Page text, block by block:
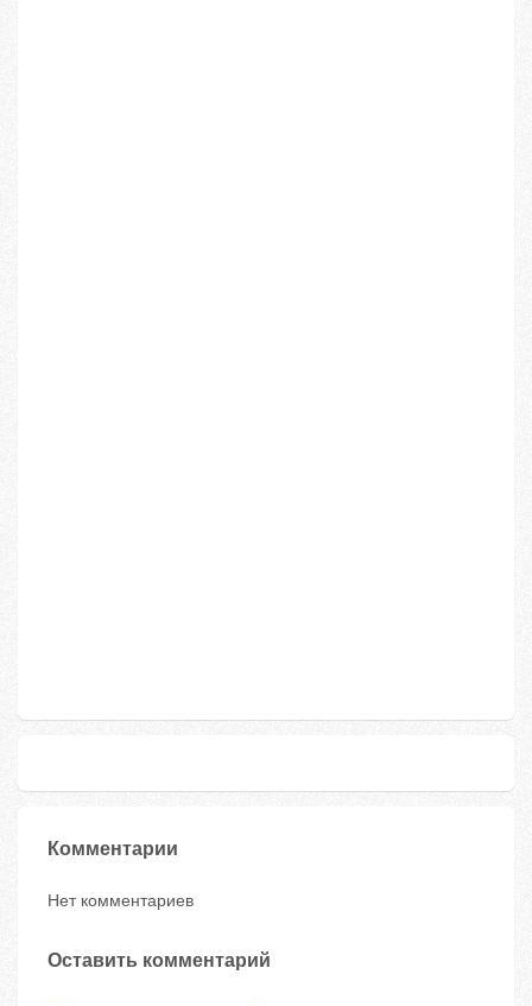
Комментарии
Нет комментариев
Оставить комментарий